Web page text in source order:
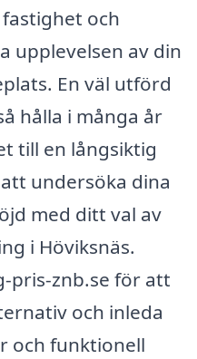
och
upplevelsen av din
En väl utförd
hålla i många år
till en långsiktig
undersöka dina
med ditt val av
i Höviksnäs.
pris-znb.se för att
och inleda
och funktionell